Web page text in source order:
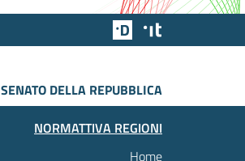
Team Digitale
SENATO DELLA REPUBBLICA
NORMATTIVA REGIONI
Home